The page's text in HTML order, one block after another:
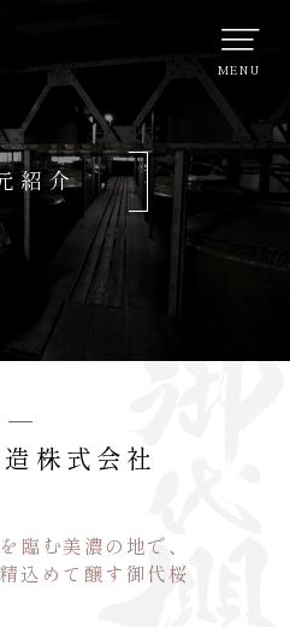
紹介
株式会社
臨む美濃の地で、
込めて醸す御代桜